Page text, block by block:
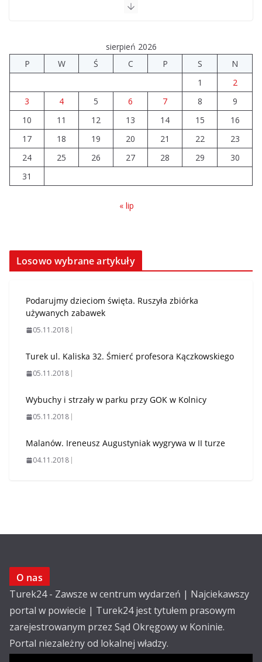
sierpień 2026
P
W Ś C P S
N
1
2
3
4 5 6 7 8
9
10
11 12 13 14 15
16
17
18 19 20 21 22
23
24
25 26 27 28 29
30
31
« lip
Losowo wybrane artykuły
Podarujmy dzieciom święta. Ruszyła zbiórka
używanych zabawek
05.11.2018
Turek ul. Kaliska 32. Śmierć profesora Kączkowskiego
05.11.2018
Wybuchy i strzały w parku przy GOK w Kolnicy
05.11.2018
Malanów. Ireneusz Augustyniak wygrywa w II turze
04.11.2018
O nas
Turek24 - Zawsze w centrum wydarzeń | Najciekawszy
portal w powiecie | Turek24 jest tytułem prasowym
zarejestrowanym przez Sąd Okręgowy w Koninie.
Portal niezależny od lokalnej władzy.